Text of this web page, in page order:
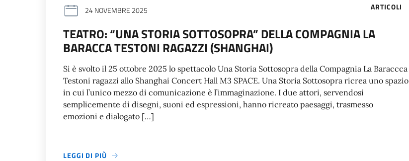
ARTICOLI
24 NOVEMBRE 2025
TEATRO: “UNA STORIA SOTTOSOPRA” DELLA COMPAGNIA LA
BARACCA TESTONI RAGAZZI (SHANGHAI)
Si è svolto il 25 ottobre 2025 lo spettacolo Una Storia Sottosopra della Compagnia La Baraccca
Testoni ragazzi allo Shanghai Concert Hall M3 SPACE. Una Storia Sottosopra ricrea uno spazio
in cui l’unico mezzo di comunicazione è l’immaginazione. I due attori, servendosi
semplicemente di disegni, suoni ed espressioni, hanno ricreato paesaggi, trasmesso
emozioni e dialogato […]
LEGGI DI PIÙ